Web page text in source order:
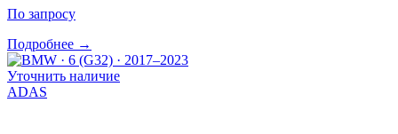
По запросу
Подробнее →
Уточнить наличие
ADAS